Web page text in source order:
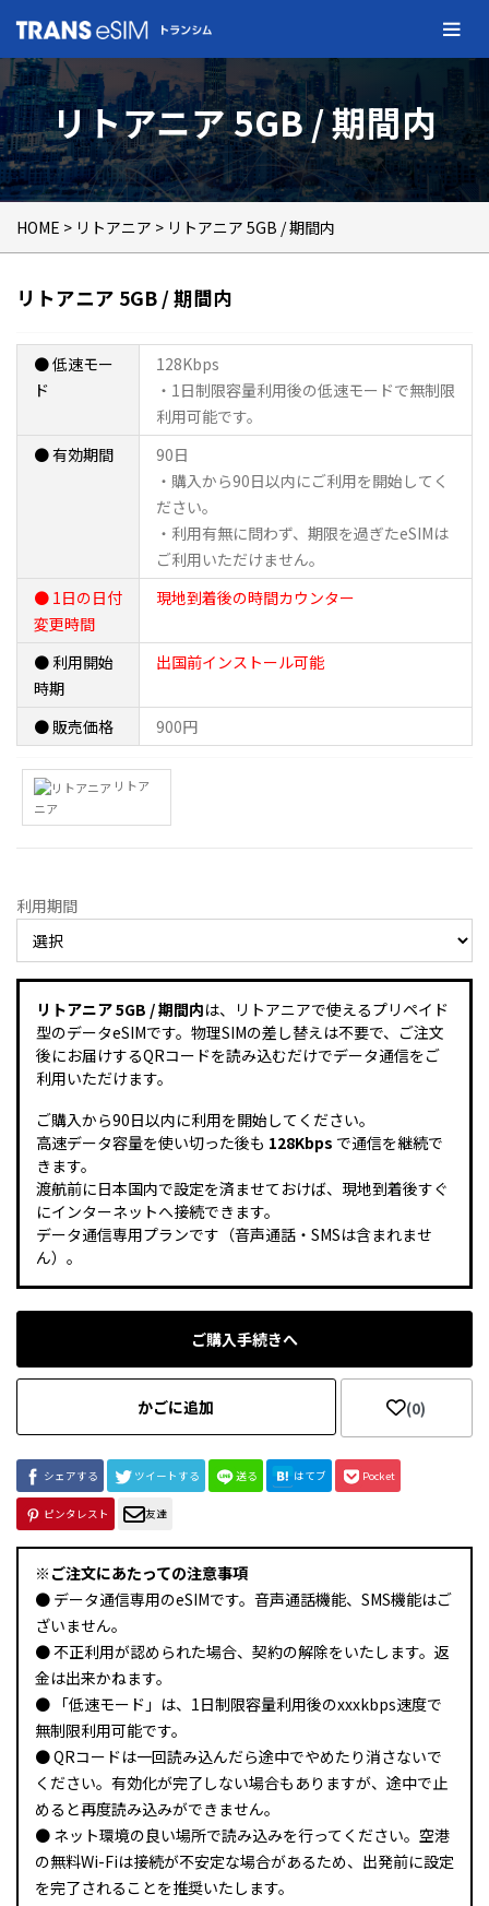
リトアニア 5GB / 期間内
HOME > リトアニア > リトアニア 5GB / 期間内
リトアニア 5GB / 期間内
● 低速モー
ド
128Kbps
・1日制限容量利用後の低速モードで無制限
利用可能です。
● 有効期間
90日
・購入から90日以内にご利用を開始してく
ださい。
・利用有無に問わず、期限を過ぎたeSIMは
ご利用いただけません。
● 1日の日付
変更時間
現地到着後の時間カウンター
● 利用開始
時期
出国前インストール可能
● 販売価格 900円
リトア
ニア
利用期間
リトアニア 5GB / 期間内は、リトアニアで使えるプリペイド
型のデータeSIMです。物理SIMの差し替えは不要で、ご注文
後にお届けするQRコードを読み込むだけでデータ通信をご
利用いただけます。
ご購入から90日以内に利用を開始してください。
高速データ容量を使い切った後も 128Kbps で通信を継続で
きます。
渡航前に日本国内で設定を済ませておけば、現地到着後すぐ
にインターネットへ接続できます。
データ通信専用プランです（音声通話・SMSは含まれませ
ん）。
ご購入手続きへ
(0)
かごに追加
シェアする ツイートする 送る はてブ Pocket
ピンタレスト 友達
※ご注文にあたっての注意事項
● データ通信専用のeSIMです。音声通話機能、SMS機能はご
ざいません。
● 不正利用が認められた場合、契約の解除をいたします。返
金は出来かねます。
● 「低速モード」は、1日制限容量利用後のxxxkbps速度で
無制限利用可能です。
● QRコードは一回読み込んだら途中でやめたり消さないで
ください。有効化が完了しない場合もありますが、途中で止
めると再度読み込みができません。
● ネット環境の良い場所で読み込みを行ってください。空港
の無料Wi-Fiは接続が不安定な場合があるため、出発前に設定
を完了されることを推奨いたします。